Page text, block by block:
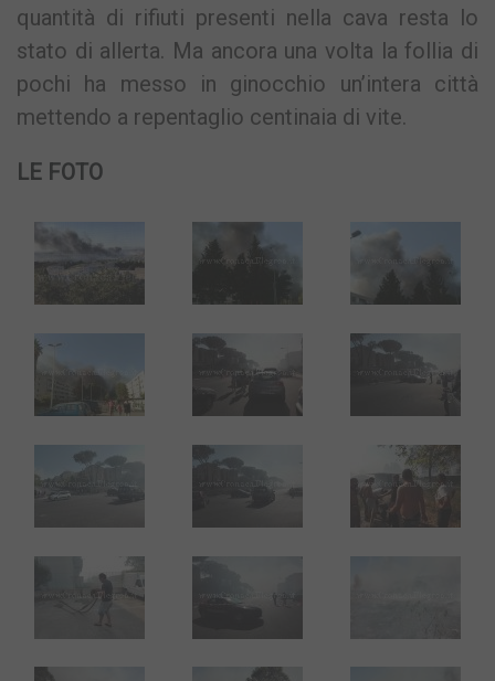
quantità di rifiuti presenti nella cava resta lo
stato di allerta. Ma ancora una volta la follia di
pochi ha messo in ginocchio un’intera città
mettendo a repentaglio centinaia di vite.
LE FOTO